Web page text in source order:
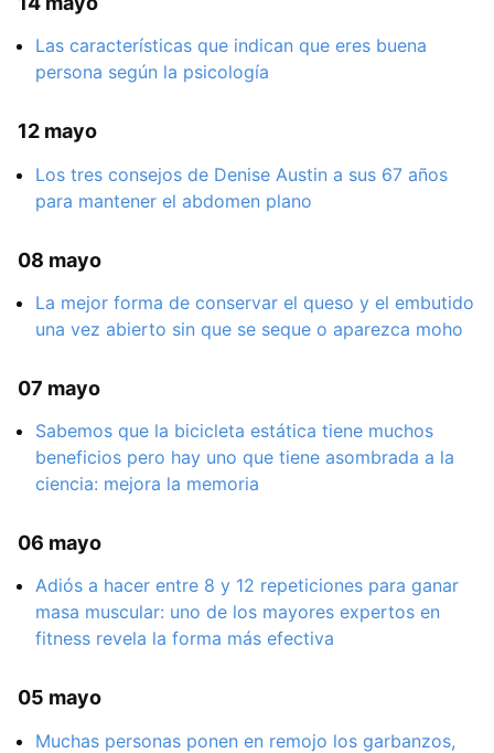
Las características que indican que eres buena
persona según la psicología
12 mayo
Los tres consejos de Denise Austin a sus 67 años
para mantener el abdomen plano
08 mayo
La mejor forma de conservar el queso y el embutido
una vez abierto sin que se seque o aparezca moho
07 mayo
Sabemos que la bicicleta estática tiene muchos
beneficios pero hay uno que tiene asombrada a la
ciencia: mejora la memoria
06 mayo
Adiós a hacer entre 8 y 12 repeticiones para ganar
masa muscular: uno de los mayores expertos en
fitness revela la forma más efectiva
05 mayo
Muchas personas ponen en remojo los garbanzos,